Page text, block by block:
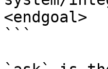
<endgoal>
```